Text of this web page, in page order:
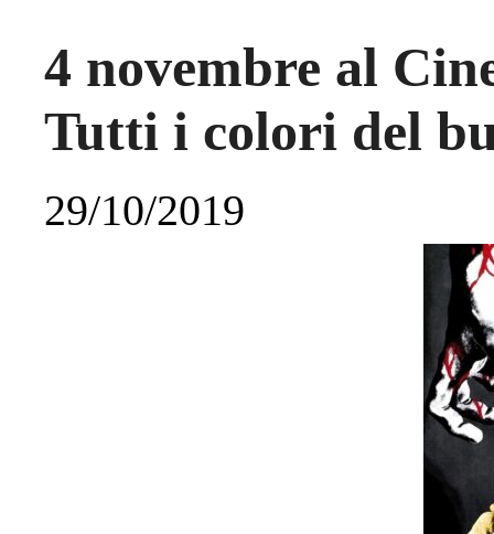
4 novembre al
Tutti i colori del
29/10/2019